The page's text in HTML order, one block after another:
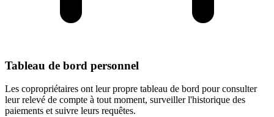
Tableau de bord personnel
Les copropriétaires ont leur propre tableau de bord pour consulter
leur relevé de compte à tout moment, surveiller l'historique des
paiements et suivre leurs requêtes.